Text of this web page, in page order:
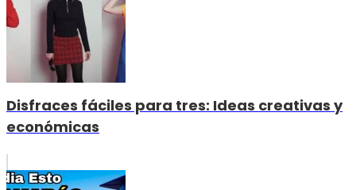
Disfraces fáciles para tres: Ideas creativas y
económicas